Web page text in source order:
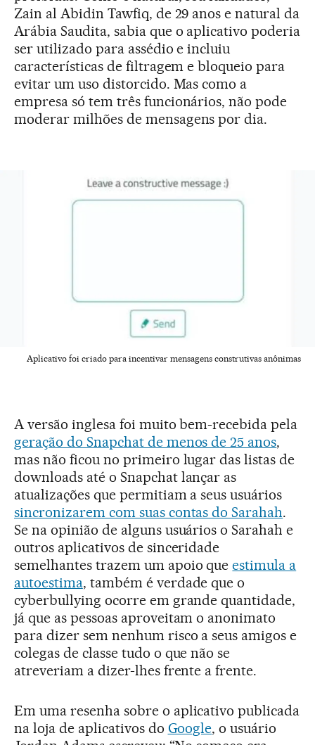
Zain al Abidin Tawfiq, de 29 anos e natural da
Arábia Saudita, sabia que o aplicativo poderia
ser utilizado para assédio e incluiu
características de filtragem e bloqueio para
evitar um uso distorcido. Mas como a
empresa só tem três funcionários, não pode
moderar milhões de mensagens por dia.
Aplicativo foi criado para incentivar mensagens construtivas anônimas
A versão inglesa foi muito bem-recebida pela
geração do Snapchat de menos de 25 anos,
mas não ficou no primeiro lugar das listas de
downloads até o Snapchat lançar as
atualizações que permitiam a seus usuários
sincronizarem com suas contas do Sarahah.
Se na opinião de alguns usuários o Sarahah e
outros aplicativos de sinceridade
semelhantes trazem um apoio queestimula a
autoestima, também é verdade que o
cyberbullying ocorre em grande quantidade,
já que as pessoas aproveitam o anonimato
para dizer sem nenhum risco a seus amigos e
colegas de classe tudo o que não se
atreveriam a dizer-lhes frente a frente.
Em uma resenha sobre o aplicativo publicada
na loja de aplicativos do Google, o usuário